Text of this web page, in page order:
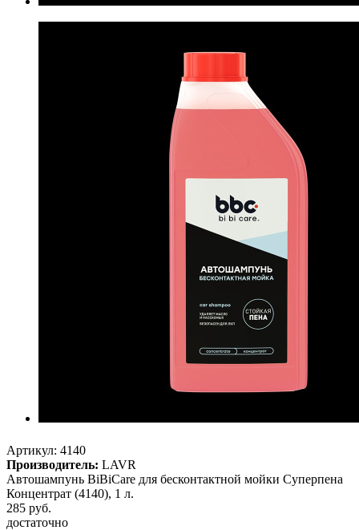
Артикул: 4140
Производитель: LAVR
Автошампунь BiBiCare для бесконтактной мойки Суперпена
Концентрат (4140), 1 л.
285 руб.
достаточно